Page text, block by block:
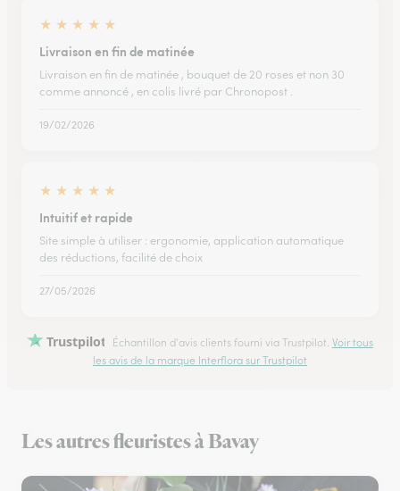
★ ★ ★ ★ ★
Livraison en fin de matinée
Livraison en fin de matinée , bouquet de 20 roses et non 30
comme annoncé , en colis livré par Chronopost .
19/02/2026
★ ★ ★ ★ ★
Intuitif et rapide
Site simple à utiliser : ergonomie, application automatique
des réductions, facilité de choix
27/05/2026
Trustpilot Échantillon d'avis clients fourni via Trustpilot. Voir tous
les avis de la marque Interflora sur Trustpilot
Les autres fleuristes à Bavay